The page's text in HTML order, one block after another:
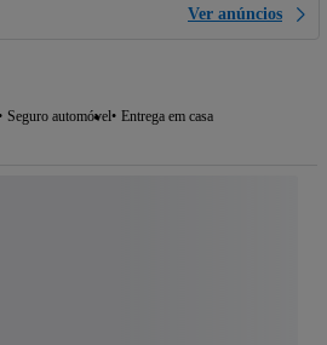
Ver anúncios
Seguro automóvel Entrega em casa